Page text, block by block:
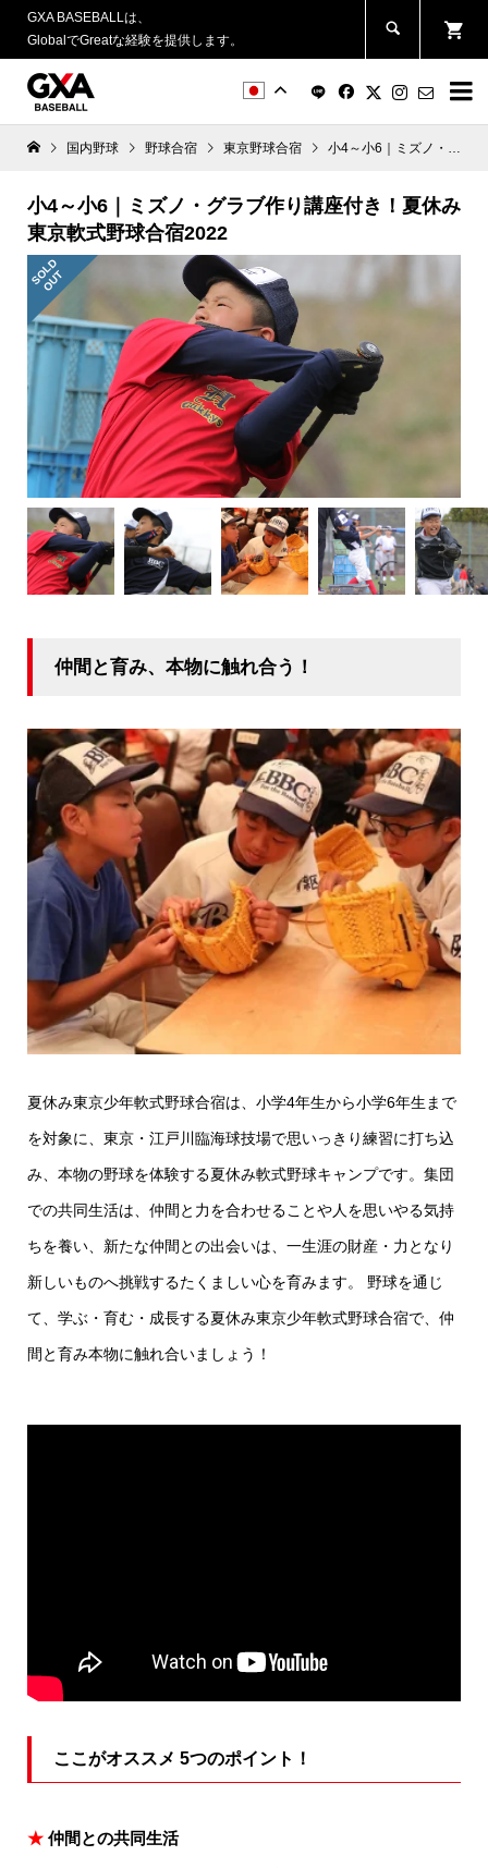
GXA BASEBALLは、
GlobalでGreatな経験を提供します。


国内野球 野球合宿 東京野球合宿 小4～小6｜ミズノ・グラブ作り講座付き！夏休み東京軟式野球合宿2022
小4～小6｜ミズノ・グラブ作り講座付き！夏休み
東京軟式野球合宿2022
S
O
L
D
O
U
T
仲間と育み、本物に触れ合う！
夏休み東京少年軟式野球合宿は、小学4年生から小学6年生まで
を対象に、東京・江戸川臨海球技場で思いっきり練習に打ち込
み、本物の野球を体験する夏休み軟式野球キャンプです。集団
での共同生活は、仲間と力を合わせることや人を思いやる気持
ちを養い、新たな仲間との出会いは、一生涯の財産・力となり
新しいものへ挑戦するたくましい心を育みます。 野球を通じ
て、学ぶ・育む・成長する夏休み東京少年軟式野球合宿で、仲
間と育み本物に触れ合いましょう！
ここがオススメ 5つのポイント！
★ 仲間との共同生活